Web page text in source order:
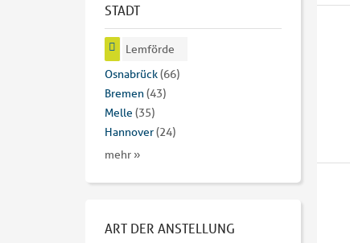
STADT
Lemförde
Osnabrück(66)
Bremen(43)
Melle (35)
Hannover(24)
mehr »
ART DER ANSTELLUNG